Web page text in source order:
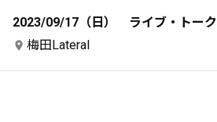
2023/09/17（日） ライブ・トーク
梅田Lateral